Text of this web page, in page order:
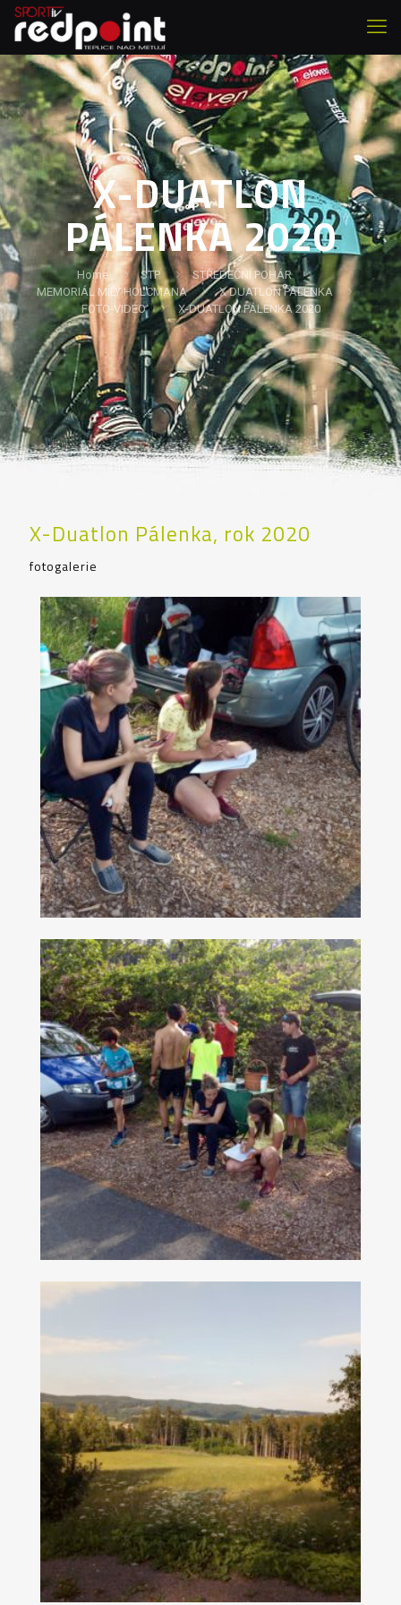
X-DUATLON
PÁLENKA 2020
Home STP
STŘEDEČNÍ POHÁR
MEMORIÁL MÍLY HOLCMANA
X DUATLON PÁLENKA
FOTO-VIDEO
X-DUATLON PÁLENKA 2020
X-Duatlon Pálenka, rok 2020
fotogalerie